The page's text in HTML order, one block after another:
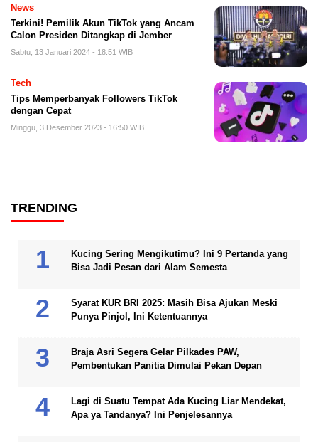
News
Terkini! Pemilik Akun TikTok yang Ancam
Calon Presiden Ditangkap di Jember
Sabtu, 13 Januari 2024 - 18:51 WIB
Tech
Tips Memperbanyak Followers TikTok
dengan Cepat
Minggu, 3 Desember 2023 - 16:50 WIB
TRENDING
Kucing Sering Mengikutimu? Ini 9 Pertanda yang
Bisa Jadi Pesan dari Alam Semesta
Syarat KUR BRI 2025: Masih Bisa Ajukan Meski
Punya Pinjol, Ini Ketentuannya
Braja Asri Segera Gelar Pilkades PAW,
Pembentukan Panitia Dimulai Pekan Depan
Lagi di Suatu Tempat Ada Kucing Liar Mendekat,
Apa ya Tandanya? Ini Penjelesannya